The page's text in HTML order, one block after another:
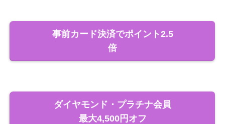
事前カード決済でポイント2.5
倍
ダイヤモンド・プラチナ会員
最大4,500円オフ